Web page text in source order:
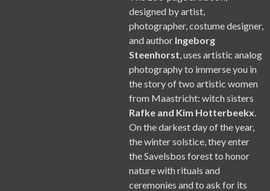
designed by artist,
photographer, costume designer,
and author Ingeborg
Steenhorst, uses artistic analog
photography to immerse you in
the story of two artistic women
from Maastricht: witch sisters
Rafke and Kim Hotterbeekx.
On the darkest day of the year,
the winter solstice, they enter
the Savelsbos forest to honor
nature with rituals and
ceremonies and to ask for its